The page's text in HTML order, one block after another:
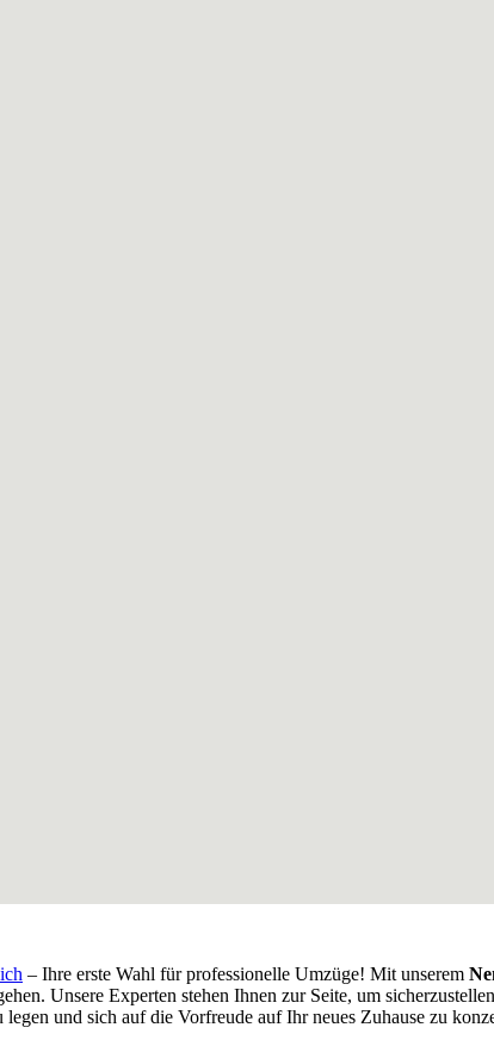
– Ihre erste Wahl für professionelle Umzüge! Mit unserem
Unsere Experten stehen Ihnen zur Seite, um
und sich auf die Vorfreude auf Ihr neues Zuhause zu